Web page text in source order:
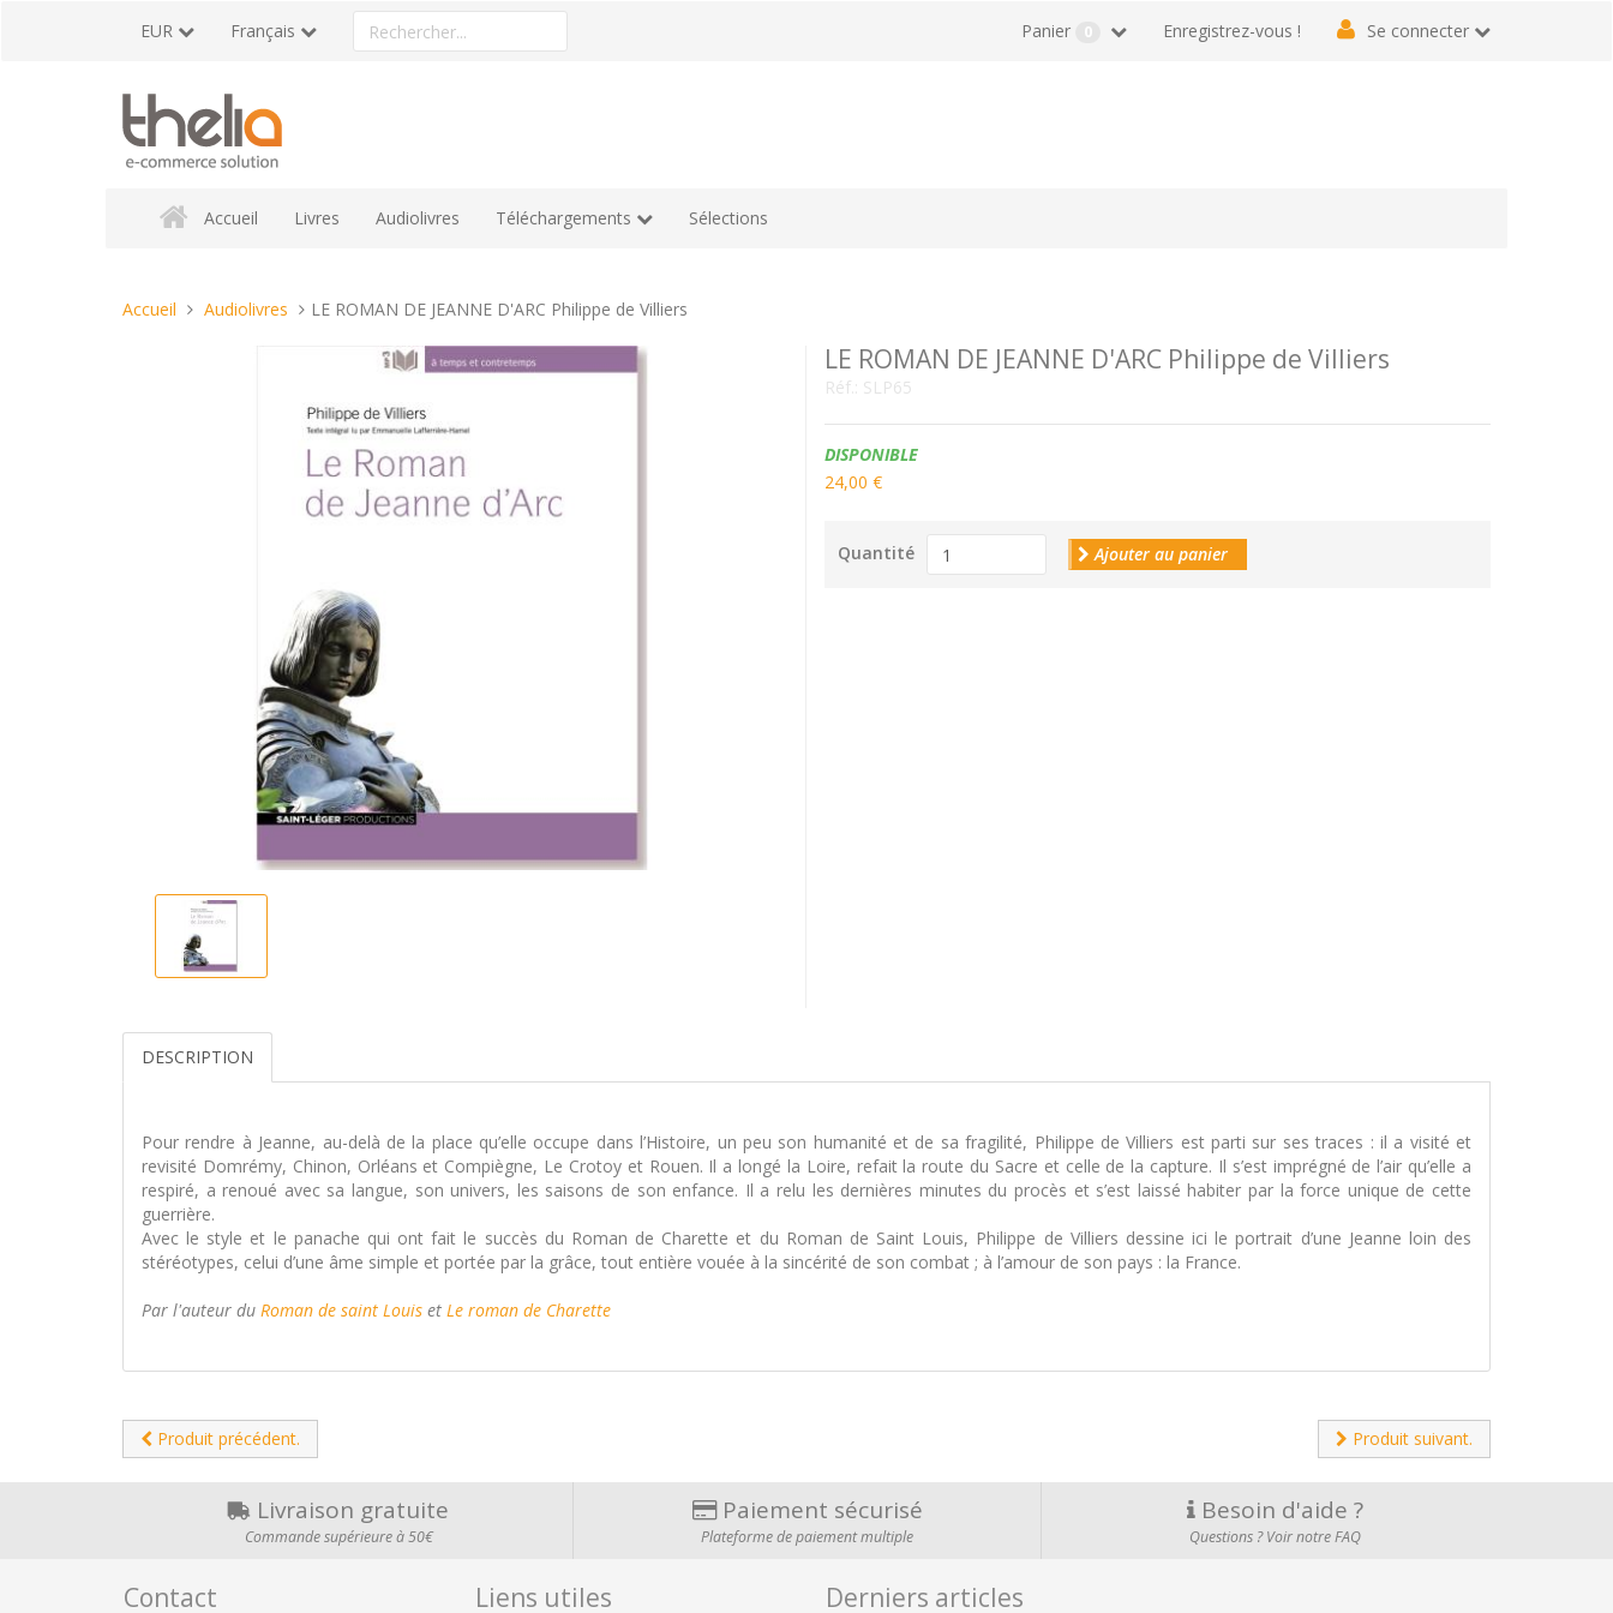
EUR Français
Rechercher
un
Enregistrez-vous ! Se connecter
Panier 0
Accueil Livres Audiolivres Téléchargements Sélections
Vous
Accueil Audiolivres LE ROMAN DE JEANNE D'ARC Philippe de Villiers
LE ROMAN DE JEANNE D'ARC Philippe de Villiers
Réf.: SLP65
Disponibilité:
DISPONIBLE
24,00 €
Quantité Ajouter au panier
DESCRIPTION
Pour rendre à Jeanne, au-delà de la place qu’elle occupe dans l’Histoire, un peu son humanité et de sa fragilité, Philippe de Villiers est parti sur ses traces : il a visité et
revisité Domrémy, Chinon, Orléans et Compiègne, Le Crotoy et Rouen. Il a longé la Loire, refait la route du Sacre et celle de la capture. Il s’est imprégné de l’air qu’elle a
respiré, a renoué avec sa langue, son univers, les saisons de son enfance. Il a relu les dernières minutes du procès et s’est laissé habiter par la force unique de cette
guerrière.
Avec le style et le panache qui ont fait le succès du Roman de Charette et du Roman de Saint Louis, Philippe de Villiers dessine ici le portrait d’une Jeanne loin des
stéréotypes, celui d’une âme simple et portée par la grâce, tout entière vouée à la sincérité de son combat ; à l’amour de son pays : la France.
Par l'auteur du Roman de saint Louis et Le roman de Charette
Produit précédent. Produit suivant.
Livraison gratuite
Commande supérieure à 50€
Paiement sécurisé
Plateforme de paiement multiple
Besoin d'aide ?
Questions ? Voir notre FAQ
Contact Liens utiles Derniers articles